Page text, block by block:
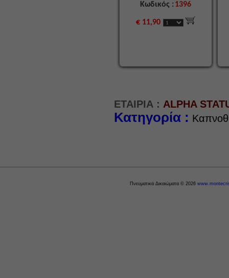
Κωδικός : 1396
€ 11,90
ΕΤΑΙΡΙΑ : ALPHA
Κατηγορία :
Πνευματικά Δικαιώματα © 2026